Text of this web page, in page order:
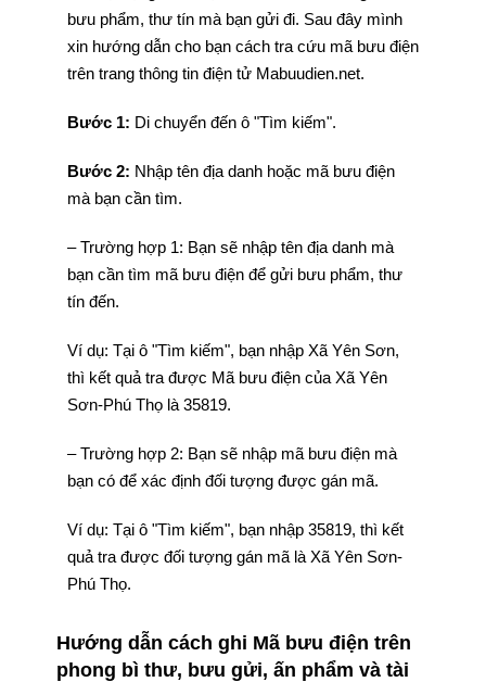
bưu phẩm, thư tín mà bạn gửi đi. Sau đây mình
xin hướng dẫn cho bạn cách tra cứu mã bưu điện
trên trang thông tin điện tử Mabuudien.net.
Bước 1: Di chuyển đến ô "Tìm kiếm".
Bước 2: Nhập tên địa danh hoặc mã bưu điện
mà bạn cần tìm.
– Trường hợp 1: Bạn sẽ nhập tên địa danh mà
bạn cần tìm mã bưu điện để gửi bưu phẩm, thư
tín đến.
Ví dụ: Tại ô "Tìm kiếm", bạn nhập Xã Yên Sơn,
thì kết quả tra được Mã bưu điện của Xã Yên
Sơn-Phú Thọ là 35819.
– Trường hợp 2: Bạn sẽ nhập mã bưu điện mà
bạn có để xác định đối tượng được gán mã.
Ví dụ: Tại ô "Tìm kiếm", bạn nhập 35819, thì kết
quả tra được đối tượng gán mã là Xã Yên Sơn-
Phú Thọ.
Hướng dẫn cách ghi Mã bưu điện trên
phong bì thư, bưu gửi, ấn phẩm và tài